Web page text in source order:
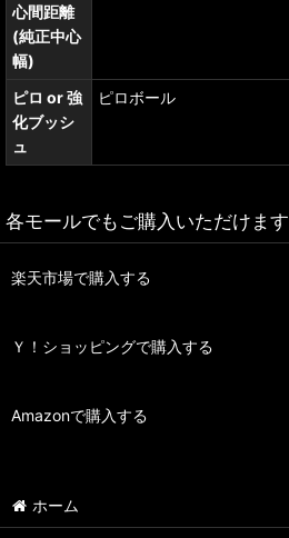
心間距離
(純正中心
幅)
ピロ or 強
化ブッシ
ュ
ピロボール
各モールでもご購入いただけます
楽天市場で購入する
Ｙ！ショッピングで購入する
Amazonで購入する
ホーム